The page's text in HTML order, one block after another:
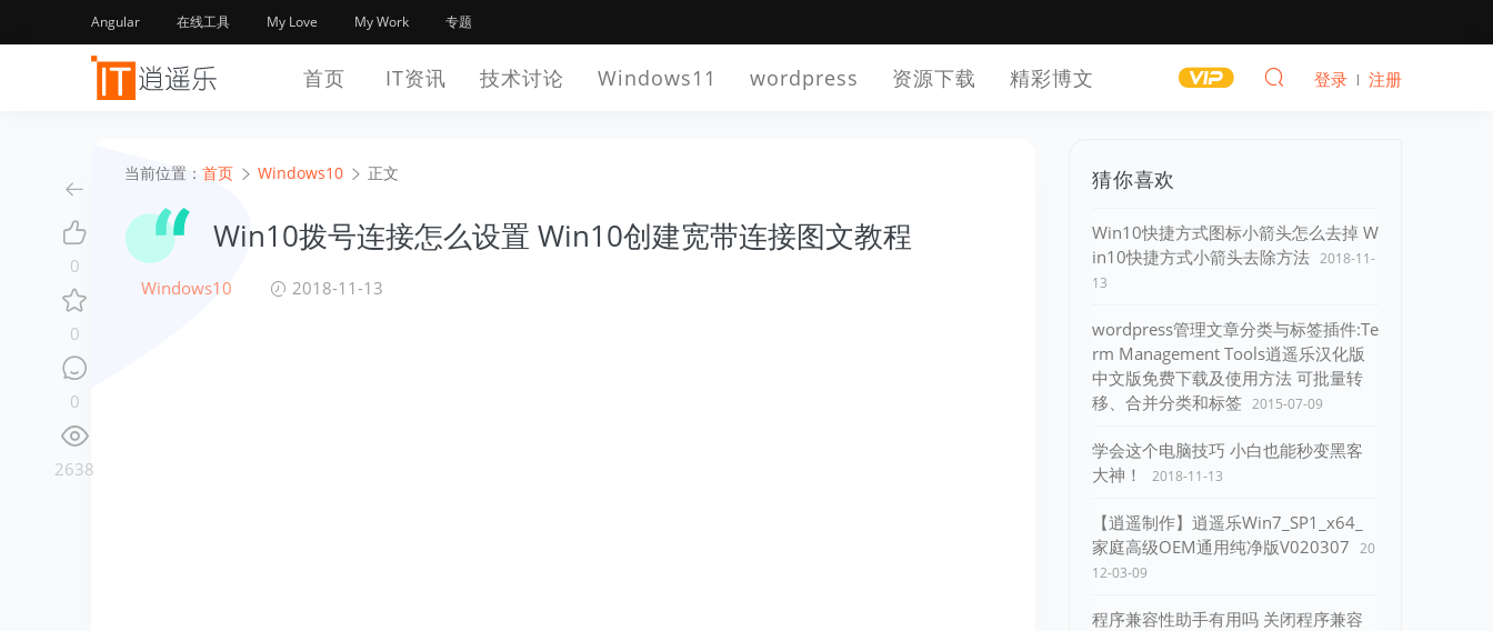
Angular 在线工具 My Love My Work 专题
首页 IT资讯 技术讨论 Windows11 wordpress 资源下载 精彩博文 登录 注册
当前位置： 首页 Windows10 正文
Win10拨号连接怎么设置 Win10创建宽带连接图文教程
Windows10 2018-11-13
猜你喜欢
Win10快捷方式图标小箭头怎么去掉 W
in10快捷方式小箭头去除方法 2018-11-
13
wordpress管理文章分类与标签插件:Te
rm Management Tools逍遥乐汉化版
中文版免费下载及使用方法 可批量转
移、合并分类和标签 2015-07-09
学会这个电脑技巧 小白也能秒变黑客
大神！
2018-11-13
【逍遥制作】逍遥乐Win7_SP1_x64_
家庭高级OEM通用纯净版V020307 20
12-03-09
程序兼容性助手有用吗 关闭程序兼容
0
0
0
2638